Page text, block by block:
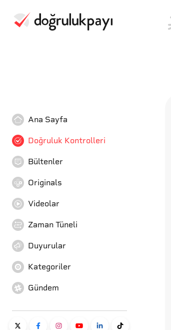
Ana Sayfa
Doğruluk Kontrolleri
Bültenler
Originals
Videolar
Zaman Tüneli
Duyurular
Kategoriler
Gündem